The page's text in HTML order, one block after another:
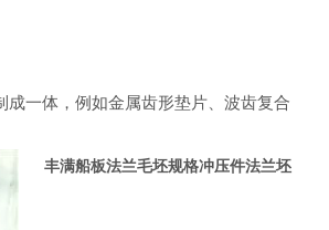
一体，例如金属齿形垫片、波齿复合
丰满船板法兰毛坯规格冲压件法兰坯